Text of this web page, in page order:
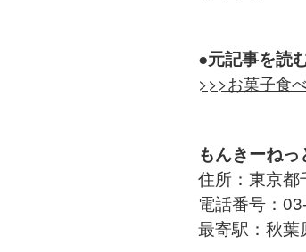
●元記事を読
>>>お菓子食
もんきーね
住所：東京
電話番号：
最寄駅：秋葉